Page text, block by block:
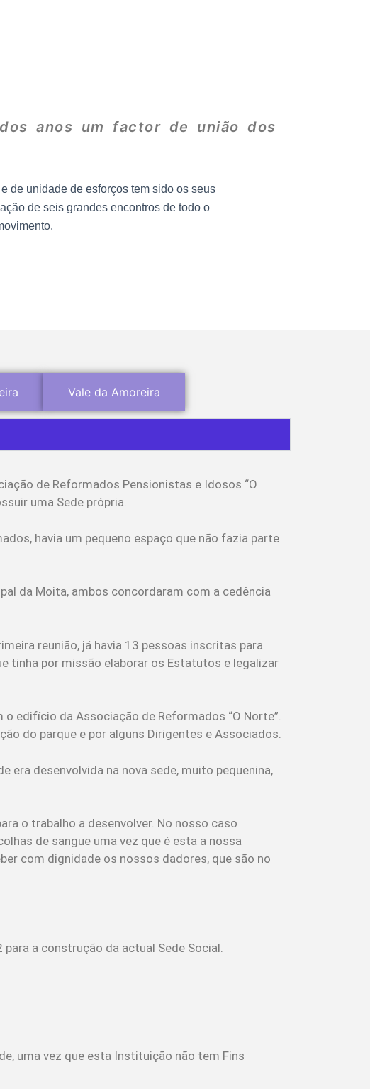
anos um factor de união dos
de unidade de esforços tem sido os seus
de seis grandes encontros de todo o
Vale da Amoreira
de Reformados Pensionistas e Idosos “O
uma Sede própria.
havia um pequeno espaço que não fazia parte
da Moita, ambos concordaram com a cedência
reunião, já havia 13 pessoas inscritas para
tinha por missão elaborar os Estatutos e legalizar
edifício da Associação de Reformados “O Norte”.
do parque e por alguns Dirigentes e Associados.
era desenvolvida na nova sede, muito pequenina,
o trabalho a desenvolver. No nosso caso
de sangue uma vez que é esta a nossa
com dignidade os nossos dadores, que são no
a construção da actual Sede Social.
uma vez que esta Instituição não tem Fins